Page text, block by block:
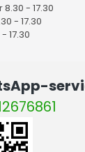
- 17.30
- 17.30
17.30